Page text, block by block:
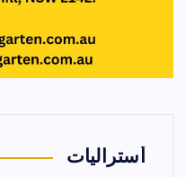
أستراليات